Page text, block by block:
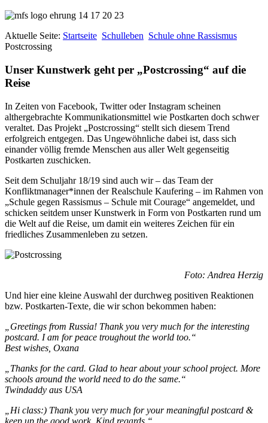
Aktuelle Seite: Startseite Schulleben Schule ohne Rassismus
Postcrossing
Unser Kunstwerk geht per „Postcrossing“ auf die
Reise
In Zeiten von Facebook, Twitter oder Instagram scheinen
althergebrachte Kommunikationsmittel wie Postkarten doch schwer
veraltet. Das Projekt „Postcrossing“ stellt sich diesem Trend
erfolgreich entgegen. Das Ungewöhnliche dabei ist, dass sich
einander völlig fremde Menschen aus aller Welt gegenseitig
Postkarten zuschicken.
Seit dem Schuljahr 18/19 sind auch wir – das Team der
Konfliktmanager*innen der Realschule Kaufering – im Rahmen von
„Schule gegen Rassismus – Schule mit Courage“ angemeldet, und
schicken seitdem unser Kunstwerk in Form von Postkarten rund um
die Welt auf die Reise, um damit ein weiteres Zeichen für ein
friedliches Zusammenleben zu setzen.
Foto: Andrea Herzig
Und hier eine kleine Auswahl der durchweg positiven Reaktionen
bzw. Postkarten-Texte, die wir schon bekommen haben:
„Greetings from Russia! Thank you very much for the interesting
postcard. I am for peace troughout the world too.“
Best wishes, Oxana
„Thanks for the card. Glad to hear about your school project. More
schools around the world need to do the same.“
Twindaddy aus USA
„Hi class:) Thank you very much for your meaningful postcard &
keep up the good work. Kind regards.“